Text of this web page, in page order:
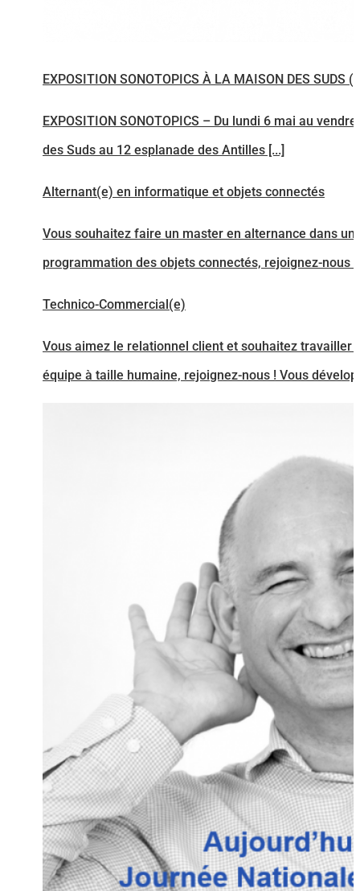
EXPOSITION SONOTOPICS À LA MAISON DES SUDS
EXPOSITION SONOTOPICS – Du lundi 6 mai au
des Suds au 12 esplanade des Antilles [...]
Alternant(e) en informatique et objets connectés
Vous souhaitez faire un master en alternance dans
programmation des objets connectés, rejoignez-nous
Technico-Commercial(e)
Vous aimez le relationnel client et souhaitez travailler
équipe à taille humaine, rejoignez-nous ! Vous